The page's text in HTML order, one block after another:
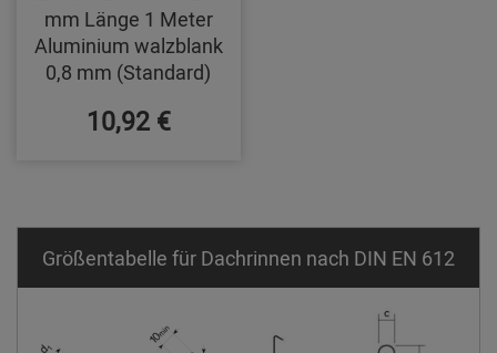
mm Länge 1 Meter
Aluminium walzblank
0,8 mm (Standard)
10,92 €
Größentabelle für Dachrinnen nach DIN EN 612